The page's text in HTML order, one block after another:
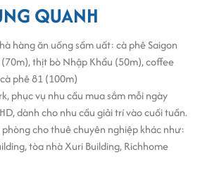
QUANH
hàng ăn uống sầm uất: cà phê Saigon
thịt bò Nhập Khẩu (50m), coffee
phê 81 (100m)
phục vụ nhu cầu mua sắm mỗi ngày
dành cho nhu cầu giải trí vào cuối tuần.
cho thuê chuyên nghiệp khác như:
tòa nhà Xuri Building,Richhome